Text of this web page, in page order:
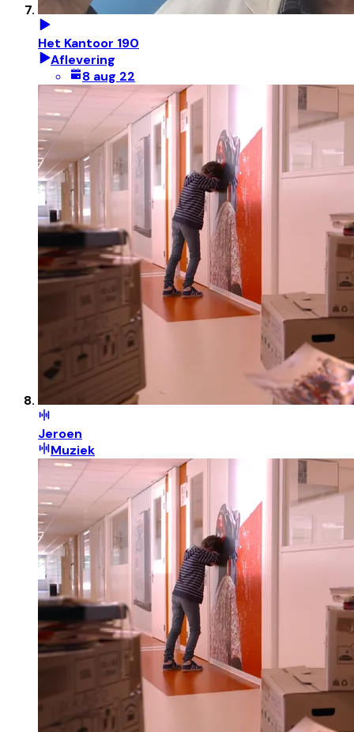
Het Kantoor 190
Aflevering
8 aug 22
Jeroen
Muziek